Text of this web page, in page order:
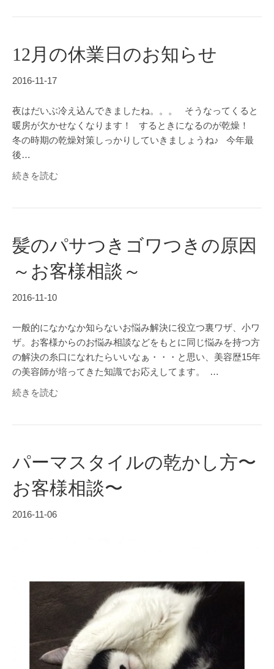
12月の休業日のお知らせ
2016-11-17
夜はだいぶ冷え込んできましたね。。。 そうなってくると
暖房が欠かせなくなります！ するときになるのが乾燥！
冬の時期の乾燥対策しっかりしていきましょうね♪ 今年最
後…
続きを読む
髪のパサつきゴワつきの原因
～お客様相談～
2016-11-10
一般的になかなか知らないお悩み解決に役立つ裏ワザ、小ワ
ザ。お客様からのお悩み相談などをもとに同じ悩みを持つ方
の解決の糸口になれたらいいなぁ・・・と思い、美容歴15年
の美容師が培ってきた知識でお応えしてます。 …
続きを読む
パーマスタイルの乾かし方〜
お客様相談〜
2016-11-06